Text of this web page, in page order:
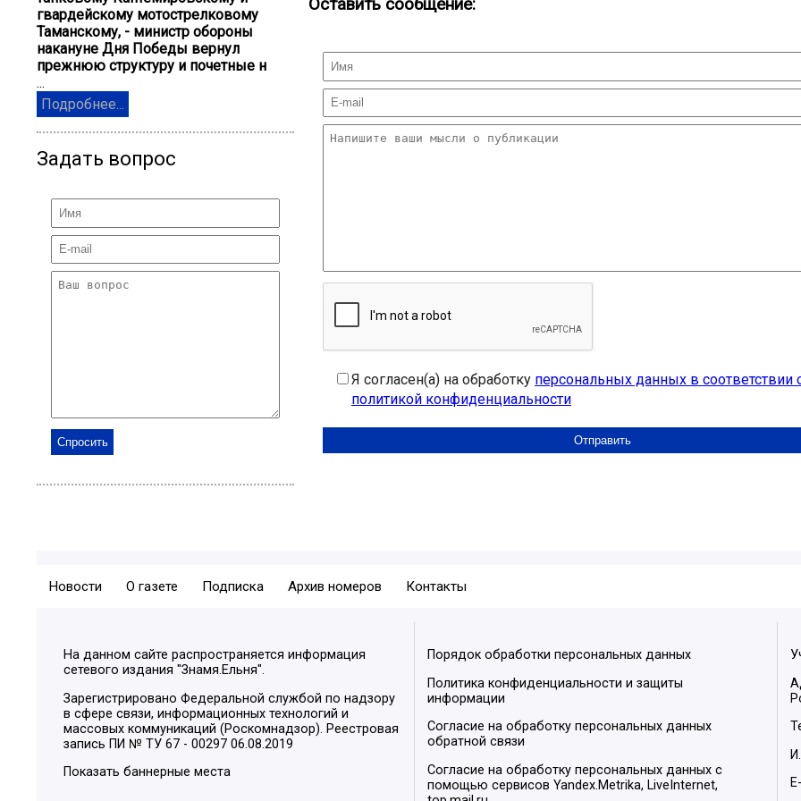
гвардейскому мотострелковому
Таманскому, - министр обороны
накануне Дня Победы вернул
прежнюю структуру и почетные н
...
Подробнее...
Задать вопрос
Оставить сообщение:
Я согласен(а) на обработку персональных данных в соответствии
политикой конфиденциальности
Новости О газете Подписка Архив номеров Контакты
На данном сайте распространяется информация
сетевого издания "Знамя.Ельня".
Зарегистрировано Федеральной службой по надзору
в сфере связи, информационных технологий и
массовых коммуникаций (Роскомнадзор). Реестровая
запись ПИ № ТУ 67 - 00297 06.08.2019
Показать баннерные места
Порядок обработки персональных данных
Политика конфиденциальности и защиты
информации
Согласие на обработку персональных данных
обратной связи
Согласие на обработку персональных данных с
помощью сервисов Yandex.Metrika, LiveInternet,